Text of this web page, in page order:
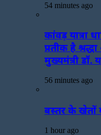
54 minutes ago
कांवड़ यात्रा
प्रतीक है
मुख्यमंत्री डॉ.
56 minutes ago
बस्तर के खेतों
1 hour ago